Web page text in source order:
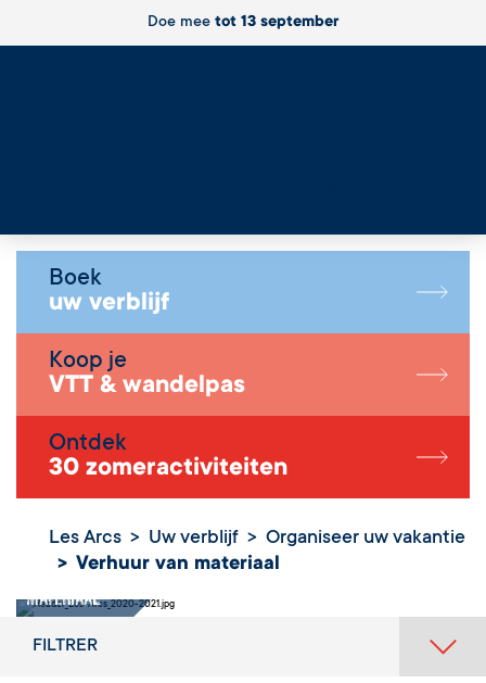
Doe mee tot 13 september
Boek
uw verblijf
Koop je
VTT & wandelpas
Ontdek
30 zomeractiviteiten
Les Arcs Uw verblijf
Organiseer uw vakantie
Verhuur van materiaal
materiaal
FILTRER